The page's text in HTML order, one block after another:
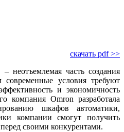
скачать pdf >>
неотъемлемая часть создания
условия требуют
и экономичность
компания Omron разработала
шкафов автоматики,
компании смогут получить
своими конкурентами.